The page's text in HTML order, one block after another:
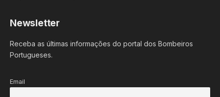
Newsletter
Receba as últimas informações do portal dos Bombeiros
Portugueses.
Email